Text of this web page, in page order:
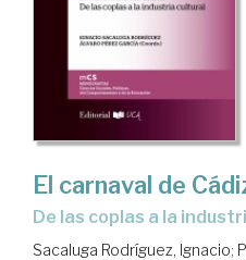
El carnaval de
de las coplas a la
Sacaluga Rodríguez, Ignacio;